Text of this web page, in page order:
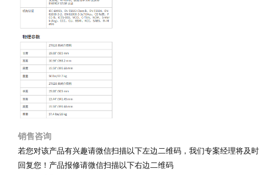
销售咨询
若您对该产品有兴趣请微信扫描以下左边二维码，我们专案经理将及时
回复您！产品报修请微信扫描以下右边二维码